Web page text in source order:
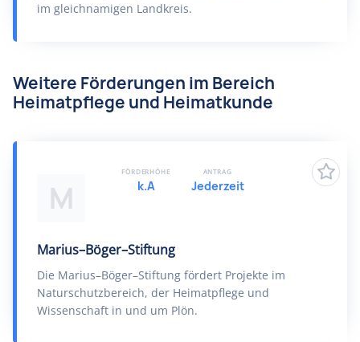
im gleichnamigen Landkreis.
Weitere Förderungen im Bereich
Heimatpflege und Heimatkunde
M
Marius–Böger–Stiftung
Die Marius–Böger–Stiftung fördert Projekte im
Naturschutzbereich, der Heimatpflege und
Wissenschaft in und um Plön.
FÖRDERHÖHE
k.A
ANTRAG
Jederzeit